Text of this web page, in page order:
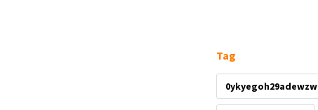
Tag
0ykyegoh29adewzw